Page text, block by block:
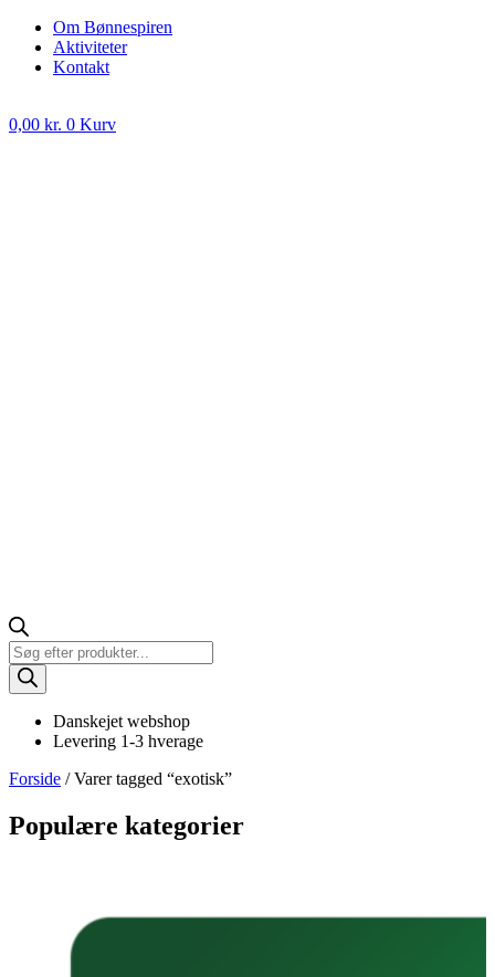
Om Bønnespiren
Aktiviteter
Kontakt
0,00 kr. 0 Kurv
Products
search
Danskejet webshop
Levering 1-3 hverage
Forside / Varer tagged “exotisk”
Populære kategorier